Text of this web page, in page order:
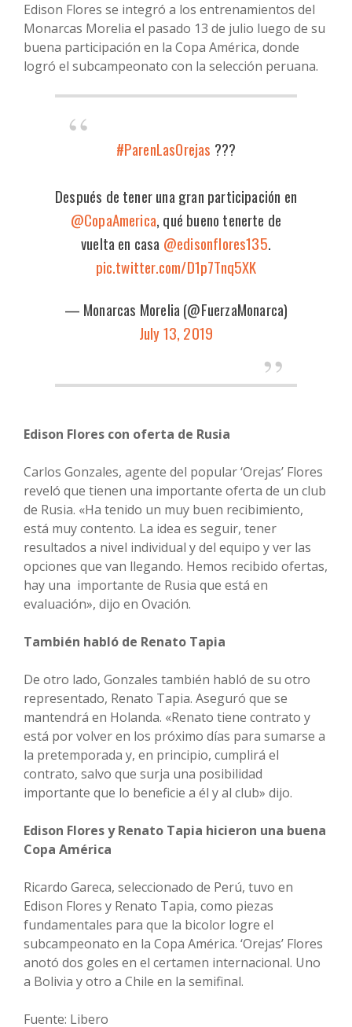
Edison Flores se integró a los entrenamientos del
Monarcas Morelia el pasado 13 de julio luego de su
buena participación en la Copa América, donde
logró el subcampeonato con la selección peruana.
#ParenLasOrejas ???
Después de tener una gran participación en
@CopaAmerica, qué bueno tenerte de
vuelta en casa @edisonflores135.
pic.twitter.com/D1p7Tnq5XK
— Monarcas Morelia (@FuerzaMonarca)
July 13, 2019
Edison Flores con oferta de Rusia
Carlos Gonzales, agente del popular ‘Orejas’ Flores
reveló que tienen una importante oferta de un club
de Rusia. «Ha tenido un muy buen recibimiento,
está muy contento. La idea es seguir, tener
resultados a nivel individual y del equipo y ver las
opciones que van llegando. Hemos recibido ofertas,
hay una importante de Rusia que está en
evaluación», dijo en Ovación.
También habló de Renato Tapia
De otro lado, Gonzales también habló de su otro
representado, Renato Tapia. Aseguró que se
mantendrá en Holanda. «Renato tiene contrato y
está por volver en los próximo días para sumarse a
la pretemporada y, en principio, cumplirá el
contrato, salvo que surja una posibilidad
importante que lo beneficie a él y al club» dijo.
Edison Flores y Renato Tapia hicieron una buena
Copa América
Ricardo Gareca, seleccionado de Perú, tuvo en
Edison Flores y Renato Tapia, como piezas
fundamentales para que la bicolor logre el
subcampeonato en la Copa América. ‘Orejas’ Flores
anotó dos goles en el certamen internacional. Uno
a Bolivia y otro a Chile en la semifinal.
Fuente: Libero